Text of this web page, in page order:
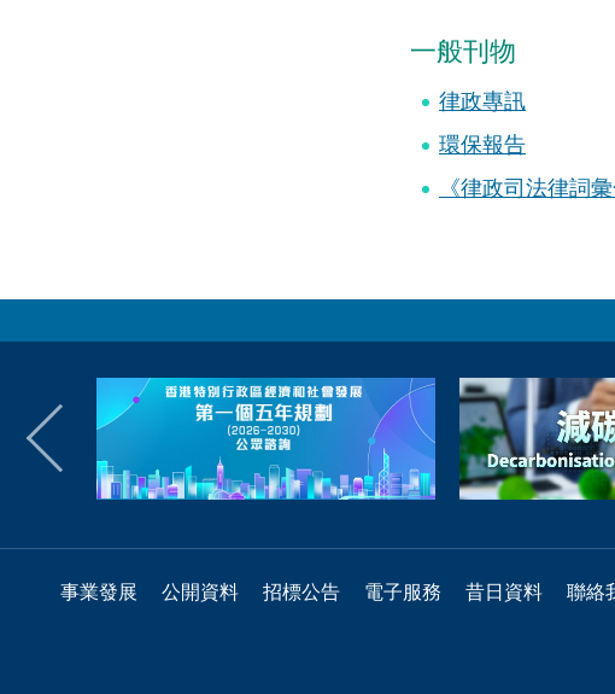
一般刊物
律政專訊
環保報告
《律政司法律詞
事業發展 公開資料 招標公告 電子服務 昔日資料 聯絡